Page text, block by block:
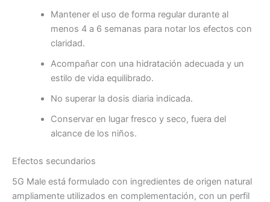
Mantener el uso de forma regular durante al
menos 4 a 6 semanas para notar los efectos con
claridad.
Acompañar con una hidratación adecuada y un
estilo de vida equilibrado.
No superar la dosis diaria indicada.
Conservar en lugar fresco y seco, fuera del
alcance de los niños.
Efectos secundarios
5G Male está formulado con ingredientes de origen natural
ampliamente utilizados en complementación, con un perfil